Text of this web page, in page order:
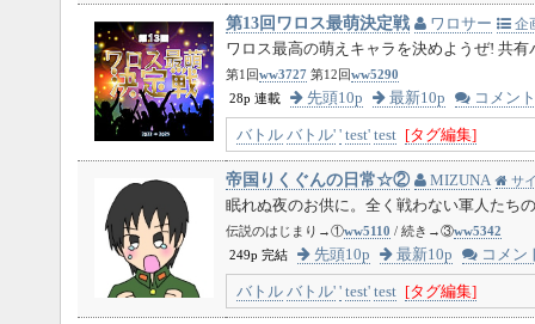
第13回ワロス最萌決定戦 ワロサー
企
ワロス最高の萌えキャラを決めようぜ! 共有
第1回ww3727 第12回ww5290
28p 連載
先頭10p 最新10p コメント
バトル バトル' ' test' test [タグ編集]
帝国りくぐんの日常☆② MIZUNA サ
眠れぬ夜のお供に。全く戦わない軍人たち
伝説のはじまり→①ww5110 / 続き→③ww5342
249p 完結
先頭10p 最新10p コメン
バトル バトル' ' test' test [タグ編集]